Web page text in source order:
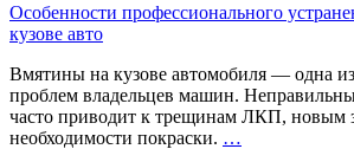
Особенности профессионального
кузове авто
Вмятины на кузове автомобиля — одна
проблем владельцев машин.
часто приводит к трещинам ЛКП, новым
необходимости покраски. …